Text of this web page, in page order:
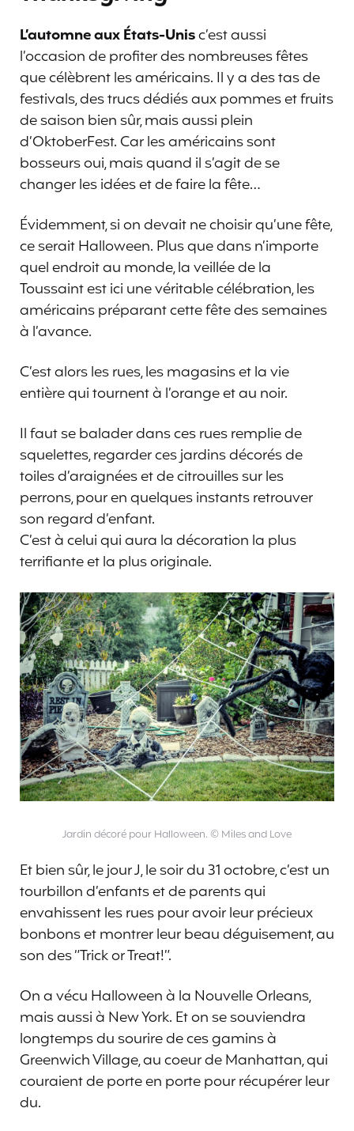
L’automne aux États-Unisc’est aussi
l’occasion de profiter des nombreuses fêtes
que célèbrent les américains. Il y a des tas de
festivals, des trucs dédiés aux pommes et fruits
de saison bien sûr, mais aussi plein
d’OktoberFest. Car les américains sont
bosseurs oui, mais quand il s’agit de se
changer les idées et de faire la fête…
Évidemment, si on devait ne choisir qu’une fête,
ce serait Halloween. Plus que dans n’importe
quel endroit au monde, la veillée de la
Toussaint est ici une véritable célébration, les
américains préparant cette fête des semaines
à l’avance.
C’est alors les rues, les magasins et la vie
entière qui tournent à l’orange et au noir.
Il faut se balader dans ces rues remplie de
squelettes, regarder ces jardins décorés de
toiles d’araignées et de citrouilles sur les
perrons, pour en quelques instants retrouver
son regard d’enfant.
C’est à celui qui aura la décoration la plus
terrifiante et la plus originale.
Jardin décoré pour Halloween. © Miles and Love
Et bien sûr, le jour J, le soir du 31 octobre, c’est un
tourbillon d’enfants et de parents qui
envahissent les rues pour avoir leur précieux
bonbons et montrer leur beau déguisement, au
son des “Trick or Treat!”.
On a vécu Halloween à la Nouvelle Orleans,
mais aussi à New York. Et on se souviendra
longtemps du sourire de ces gamins à
Greenwich Village, au coeur de Manhattan, qui
couraient de porte en porte pour récupérer leur
du.